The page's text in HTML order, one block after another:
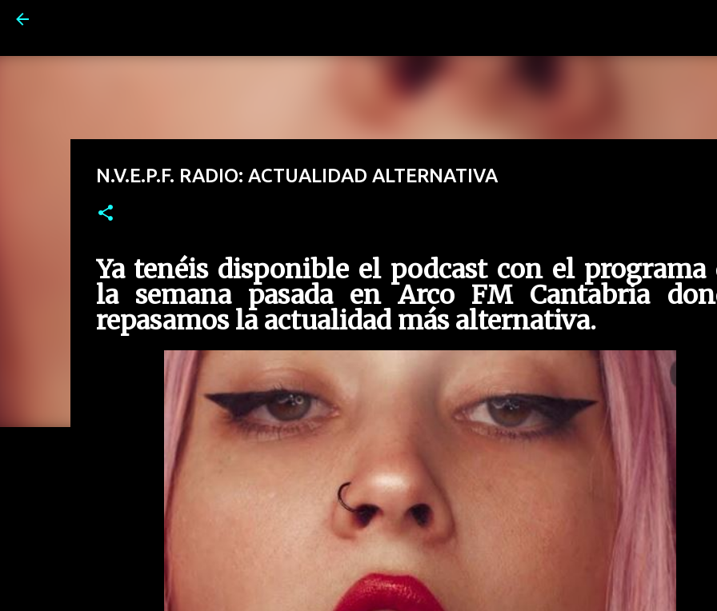
N.V.E.P.F. RADIO: ACTUALIDAD ALTERNATIVA
Ya tenéis disponible el podcast con el programa
la semana pasada en Arco FM Cantabria
repasamos la actualidad más alternativa.